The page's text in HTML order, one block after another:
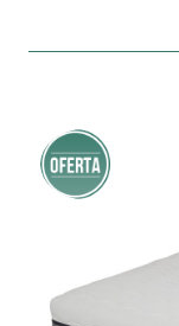
producto
variantes.
Las
pueden
¡Oferta!